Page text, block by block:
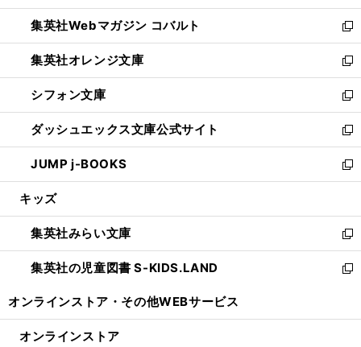
開
く
ウ
で
開
く
ン
ド
ウ
で
開
く
ウ
ィ
ン
ド
ウ
で
開
く
集英社Webマガジン コバルト
新
し
い
ウ
ィ
ン
ド
ウ
で
開
集英社オレンジ文庫
新
し
い
ウ
ィ
ン
ド
ウ
開
く
シフォン文庫
新
し
い
ウ
ィ
ン
ウ
で
開
く
ダッシュエックス文庫公式サイト
新
し
い
ウ
ン
ド
ウ
で
JUMP j-BOOKS
新
し
ウ
ィ
ン
ド
開
キッズ
集英社みらい文庫
新
し
い
ン
集英社の児童図書 S-KIDS.LAND
新
ウ
オンラインストア・ その他WEBサービス
オンラインストア